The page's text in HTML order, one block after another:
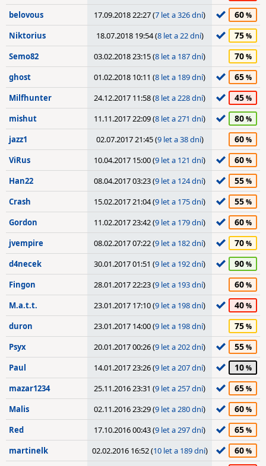
belovous 17.09.2018 22:27 (7 let a 326 dní) 60
Niktorius 18.07.2018 19:54 (8 let a 22 dní) 75
Semo82 03.02.2018 23:15 (8 let a 187 dní) 70
ghost 01.02.2018 10:11 (8 let a 189 dní) 65
Milfhunter 24.12.2017 11:58 (8 let a 228 dní) 45
mishut 11.11.2017 22:09 (8 let a 271 dní) 80
jazz1 02.07.2017 21:45 (9 let a 38 dní) 60
ViRus 10.04.2017 15:00 (9 let a 121 dní) 60
Han22 08.04.2017 03:23 (9 let a 124 dní) 55
Crash 15.02.2017 21:04 (9 let a 175 dní) 55
Gordon 11.02.2017 23:42 (9 let a 179 dní) 60
jvempire 08.02.2017 07:22 (9 let a 182 dní) 70
d4necek 30.01.2017 01:51 (9 let a 192 dní) 90
Fingon 28.01.2017 22:23 (9 let a 193 dní) 60
M.a.t.t. 23.01.2017 17:10 (9 let a 198 dní) 40
duron 23.01.2017 14:00 (9 let a 198 dní) 75
Psyx 20.01.2017 00:26 (9 let a 202 dní) 55
Paul 14.01.2017 23:26 (9 let a 207 dní) 10
mazar1234 25.11.2016 23:31 (9 let a 257 dní) 65
Malis 02.11.2016 23:29 (9 let a 280 dní) 60
Red 17.10.2016 00:43 (9 let a 297 dní) 65
martinelk 02.02.2016 16:52 (10 let a 189 dní) 60